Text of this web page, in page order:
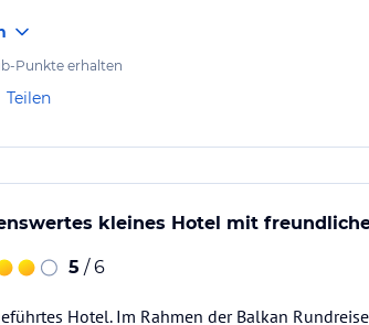
Punkte erhalten
Teilen
kleines Hotel mit
5 / 6
Hotel. Im Rahmen der Balkan